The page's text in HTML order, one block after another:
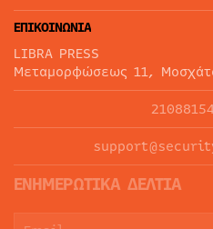
ΕΠΙΚΟΙΝΩΝΙΑ
LIBRA PRESS
Μεταμορφώσεως 11,
ΕΝΗΜΕΡΩΤΙΚΑ ΔΕΛΤΙΑ